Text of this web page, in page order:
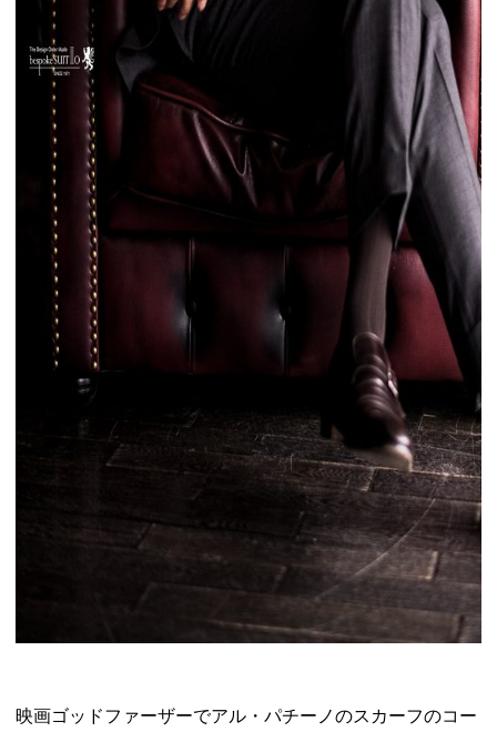
映画ゴッドファーザーでアル・パチーノのスカーフのコー